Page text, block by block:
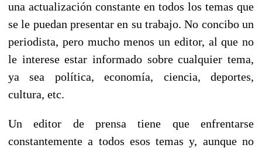
una actualización constante en todos los temas que
se le puedan presentar en su trabajo. No concibo un
periodista, pero mucho menos un editor, al que no
le interese estar informado sobre cualquier tema,
ya sea política, economía, ciencia, deportes,
cultura, etc.
Un editor de prensa tiene que enfrentarse
constantemente a todos esos temas y, aunque no